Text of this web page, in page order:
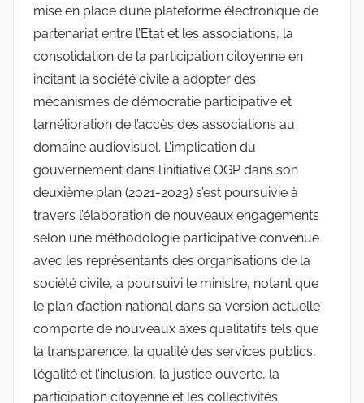
mise en place d’une plateforme électronique de
partenariat entre l’Etat et les associations, la
consolidation de la participation citoyenne en
incitant la société civile à adopter des
mécanismes de démocratie participative et
l’amélioration de l’accès des associations au
domaine audiovisuel. L’implication du
gouvernement dans l’initiative OGP dans son
deuxième plan (2021-2023) s’est poursuivie à
travers l’élaboration de nouveaux engagements
selon une méthodologie participative convenue
avec les représentants des organisations de la
société civile, a poursuivi le ministre, notant que
le plan d’action national dans sa version actuelle
comporte de nouveaux axes qualitatifs tels que
la transparence, la qualité des services publics,
l’égalité et l’inclusion, la justice ouverte, la
participation citoyenne et les collectivités